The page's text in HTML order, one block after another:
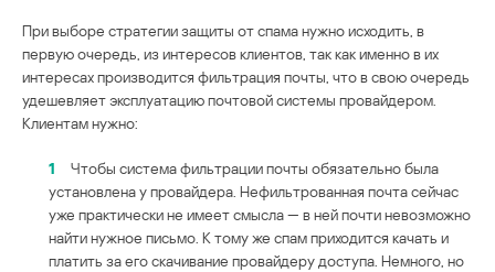
При выборе стратегии защиты от спама нужно исходить, в
первую очередь, из интересов клиентов, так как именно в их
интересах производится фильтрация почты, что в свою очередь
удешевляет эксплуатацию почтовой системы провайдером.
Клиентам нужно:
1
Чтобы система фильтрации почты обязательно была
установлена у провайдера. Нефильтрованная почта сейчас
уже практически не имеет смысла — в ней почти невозможно
найти нужное письмо. К тому же спам приходится качать и
платить за его скачивание провайдеру доступа. Немного, но